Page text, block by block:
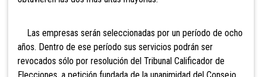
Las empresas serán seleccionadas por un período de ocho
años. Dentro de ese período sus servicios podrán ser
revocados sólo por resolución del Tribunal Calificador de